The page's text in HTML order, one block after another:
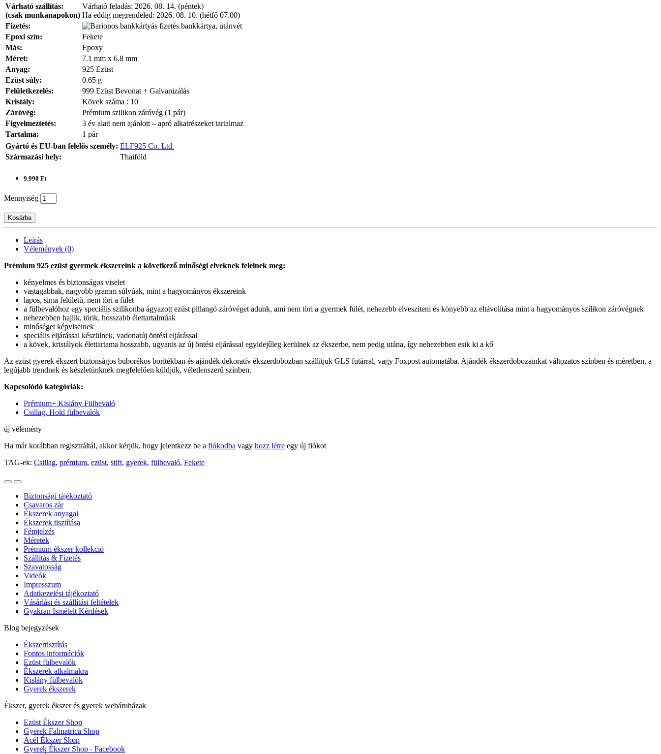
Várható szállítás:
(csak munkanapokon)
Várható feladás: 2026. 08. 14. (péntek)
Ha eddig megrendeled: 2026. 08. 10. (hétfő 07.00)
Fizetés:
bankkártya, utánvét
Epoxi szín:
Fekete
Más:
Epoxy
Méret:
7.1 mm x 6.8 mm
Anyag:
925 Ezüst
Ezüst súly:
0.65 g
Felületkezelés:
999 Ezüst Bevonat + Galvanizálás
Kristály:
Kövek száma : 10
Záróvég:
Prémium szilikon záróvég (1 pár)
Figyelmeztetés:
3 év alatt nem ajánlott – apró alkatrészeket tartalmaz
Tartalma:
1 pár
Gyártó és EU-ban felelős személy: ELF925 Co. Ltd.
Származási hely:
Thaiföld
9.990 Ft
Mennyiség
Kosárba
Leírás
Vélemények (0)
Prémium 925 ezüst gyermek ékszereink a következő minőségi elveknek felelnek meg:
kényelmes és biztonságos viselet
vastagabbak, nagyobb gramm súlyúak, mint a hagyományos ékszereink
lapos, sima felületű, nem töri a fület
a fülbevalóhoz egy speciális szilikonba ágyazott ezüst pillangó záróvéget adunk, ami nem töri a gyermek fülét, nehezebb elveszíteni és könyebb az eltávolítása mint a hagyományos szilikon záróvégnek
nehezebben hajlik, törik, hosszabb élettartalmúak
minőséget képviselnek
speciális eljárással készülnek, vadonatúj öntési eljárással
a kövek, kristályok élettartama hosszabb, ugyanis az új öntési eljárással egyidejűleg kerülnek az ékszerbe, nem pedig utána, így nehezebben esik ki a kő
Az ezüst gyerek ékszert biztonságos buborékos borítékban és ajándék dekoratív ékszerdobozban szállítjuk GLS futárral, vagy Foxpost automatába. Ajándék ékszerdobozainkat változatos színben és méretben, a
legújabb trendnek és készletünknek megfelelően küldjük, véletlenszerű színben.
Kapcsolódó kategóriák:
Prémium+ Kislány Fülbevaló
Csillag, Hold fülbevalók
új vélemény
Ha már korábban regisztráltál, akkor kérjük, hogy jelentkezz be a fiókodba vagy hozz létre egy új fiókot
TAG-ek: Csillag, prémium, ezüst, stift, gyerek, fülbevaló, Fekete
Biztonsági tájékoztató
Csavaros zár
Ékszerek anyagai
Ékszerek tisztítása
Fémjelzés
Méretek
Prémium ékszer kollekció
Szállítás & Fizetés
Szavatosság
Videók
Impresszum
Adatkezelési tájékoztató
Vásárlási és szállítási feltételek
Gyakran Ismételt Kérdések
Blog bejegyzések
Ékszertisztítás
Fontos információk
Ezüst fülbevalók
Ékszerek alkalmakra
Kislány fülbevalók
Gyerek ékszerek
Ékszer, gyerek ékszer és gyerek webáruházak
Ezüst Ékszer Shop
Gyerek Falmatrica Shop
Acél Ékszer Shop
Gyerek Ékszer Shop - Facebook